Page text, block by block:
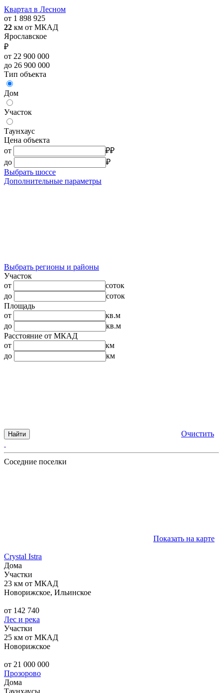
Квартал в Лесном
от 1 898 925
22 км от МКАД
Ярославское
₽
от 22 900 000
до 26 900 000
Тип объекта
Дом
Участок
Таунхаус
Цена объекта
от
₽₽
до
₽
Выбрать шоссе
Дополнительные параметры
Выбрать регионы и районы
Участок
от
соток
до
соток
Площадь
от
кв.м
до
кв.м
Расстояние от МКАД
от
км
до
км
Найти Очистить
Соседние поселки
Показать на карте
Crystal Istra
Дома
Участки
23 км от МКАД
Новорижское, Ильинское
от 142 740
Лес и река
Участки
25 км от МКАД
Новорижское
от 21 000 000
Прозорово
Дома